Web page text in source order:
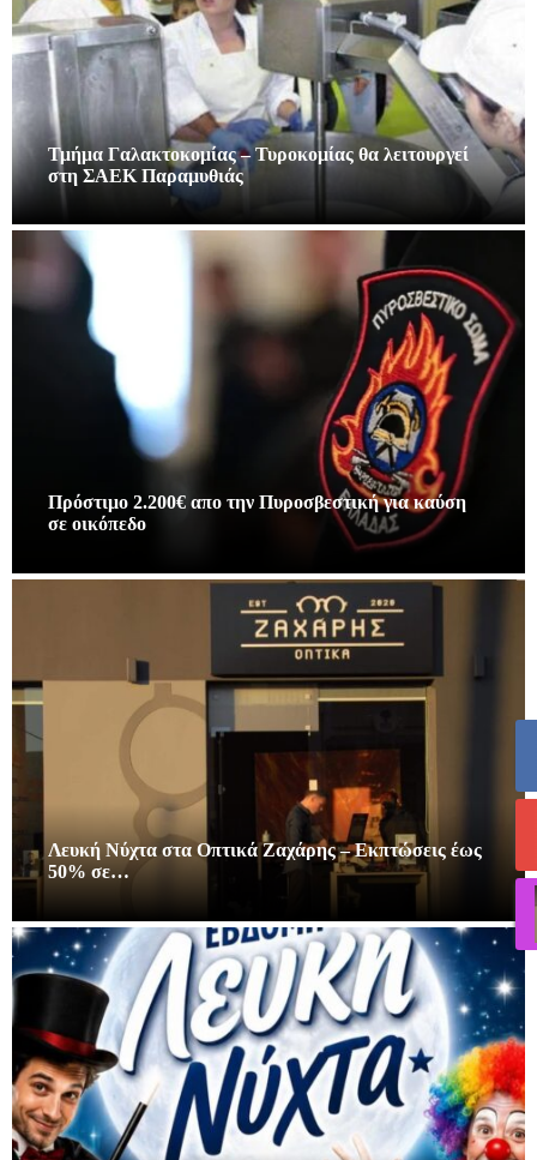
Τμήμα Γαλακτοκομίας – Τυροκομίας θα λειτουργεί
στη ΣΑΕΚ Παραμυθιάς
Πρόστιμο 2.200€ απο την Πυροσβεστική για καύση
σε οικόπεδο
Λευκή Νύχτα στα Οπτικά Ζαχάρης – Εκπτώσεις έως
50% σε…